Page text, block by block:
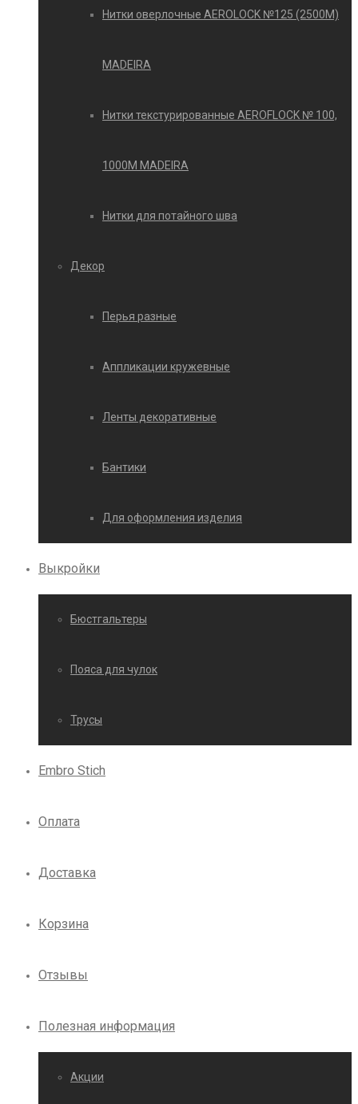
Нитки оверлочные AEROLOCK №125 (2500М)
MADEIRA
Нитки текстурированные AEROFLOCK № 100,
1000М MADEIRA
Нитки для потайного шва
Декор
Перья разные
Аппликации кружевные
Ленты декоративные
Бантики
Для оформления изделия
Выкройки
Бюстгальтеры
Пояса для чулок
Трусы
Embro Stich
Оплата
Доставка
Корзина
Отзывы
Полезная информация
Акции